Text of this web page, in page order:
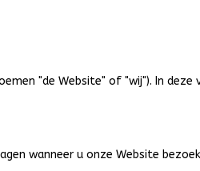
"de Website" of "wij"). In
wanneer u onze Website